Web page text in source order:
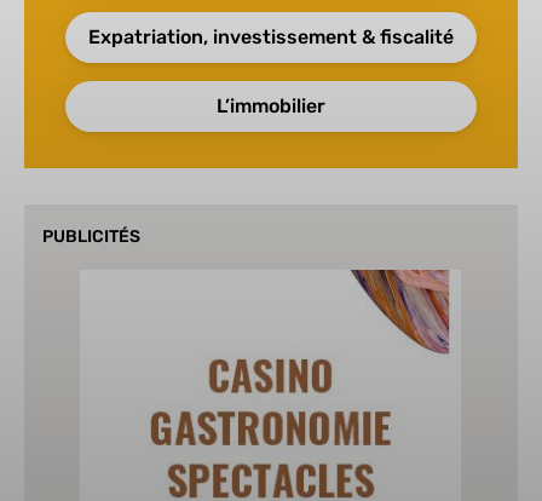
Expatriation, investissement & fiscalité
L’immobilier
PUBLICITÉS